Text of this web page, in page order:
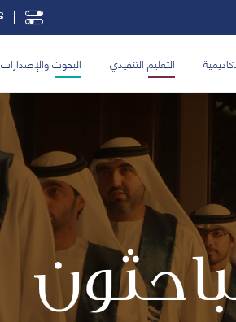
التعليم التنفيذي البحوث والإصدارات